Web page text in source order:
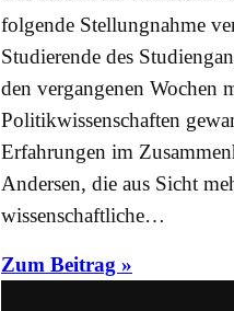
folgende Stellungnahme
Studierende des
den vergangenen Wochen
Politikwissenschaften
Erfahrungen im
Andersen, die aus Sicht
wissenschaftliche…
Zum Beitrag »